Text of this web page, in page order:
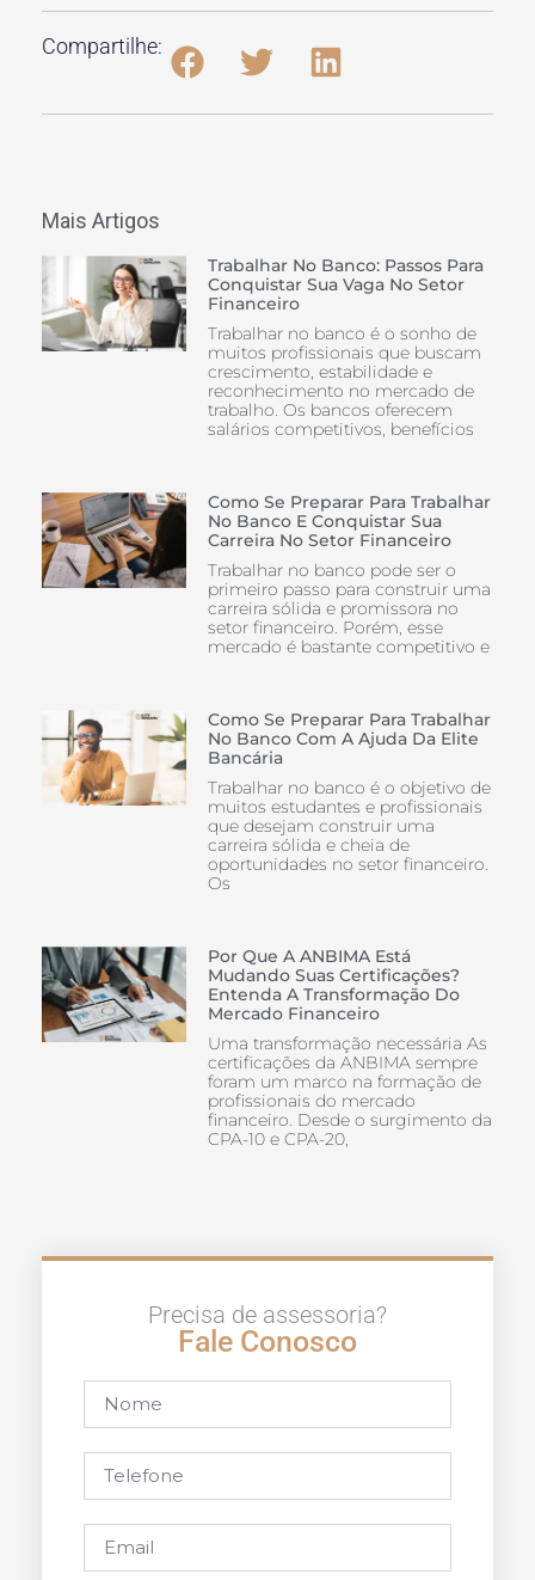
Compartilhe:
Mais Artigos
Trabalhar No Banco: Passos Para
Conquistar Sua Vaga No Setor
Financeiro
Trabalhar no banco é o sonho de
muitos profissionais que buscam
crescimento, estabilidade e
reconhecimento no mercado de
trabalho. Os bancos oferecem
salários competitivos, benefícios
Como Se Preparar Para Trabalhar
No Banco E Conquistar Sua
Carreira No Setor Financeiro
Trabalhar no banco pode ser o
primeiro passo para construir uma
carreira sólida e promissora no
setor financeiro. Porém, esse
mercado é bastante competitivo e
Como Se Preparar Para Trabalhar
No Banco Com A Ajuda Da Elite
Bancária
Trabalhar no banco é o objetivo de
muitos estudantes e profissionais
que desejam construir uma
carreira sólida e cheia de
oportunidades no setor financeiro.
Os
Por Que A ANBIMA Está
Mudando Suas Certificações?
Entenda A Transformação Do
Mercado Financeiro
Uma transformação necessária As
certificações da ANBIMA sempre
foram um marco na formação de
profissionais do mercado
financeiro. Desde o surgimento da
CPA-10 e CPA-20,
Precisa de assessoria?
Fale Conosco